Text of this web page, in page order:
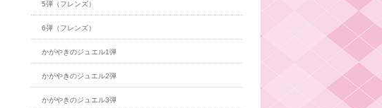
5弾（フレンズ）
6弾（フレンズ）
かがやきのジュエル1弾
かがやきのジュエル2弾
かがやきのジュエル3弾